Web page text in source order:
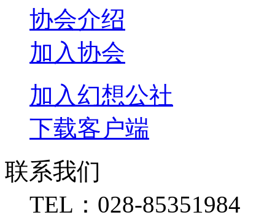
协会介绍
加入协会
加入幻想公社
下载客户端
联系我们
TEL：028-85351984